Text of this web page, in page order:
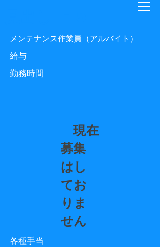
メンテナンス作業員（アルバイト）
​給与
勤務時間
現在
募集
はし
てお
りま
せん
各種手当